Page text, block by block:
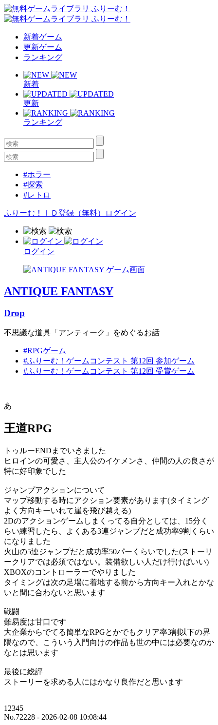
新着ゲーム
更新ゲーム
ランキング
新着
更新
ランキング
#ホラー
#探索
#レトロ
ふりーむ！ＩＤ登録（無料） ログイン
ログイン
ANTIQUE FANTASY
Drop
不思議な道具「アンティーク」をめぐるお話
#RPGゲーム
#ふりーむ！ゲームコンテスト 第12回 参加ゲーム
#ふりーむ！ゲームコンテスト 第12回 受賞ゲーム
あ
王道RPG
トゥルーENDまでいきました
ヒロインの可愛さ、主人公のイケメンさ、仲間の人の良さが
特に好印象でした
ジャンプアクションについて
マップ移動する時にアクション要素があります(タイミング
よく方向キーいれて崖を飛び越える)
2Dのアクションゲームしまくってる自分としては、15分く
らい練習したら、よくある3連ジャンプだと成功率9割くらい
になりました
火山の5連ジャンプだと成功率50パーくらいでした(ストーリ
ークリアでは必須ではない。装備欲しい人だけ行けばいい)
XBOXのコントローラーでやりました
タイミングは次の足場に着地する前から方向キー入れとかな
いと間に合わないと思います
戦闘
難易度は甘口です
大企業からでてる簡単なRPGとかでもクリア率3割以下の界
隈なので、こういう入門向けの作品も世の中には必要なのか
なとは思います
最後に総評
ストーリーを求める人にはかなり良作だと思います
12345
No.72228 - 2026-02-08 10:08:44